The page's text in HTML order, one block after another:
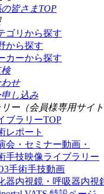
皆さまTOP
ゴリから探す
から探す
カーから探す
せ
し込み
ー（会員様専用サイト
ブラリーTOP
レポート
会・セミナー動画・
手技映像ライブラリー
手術手技動画
器内視鏡・呼吸器内視